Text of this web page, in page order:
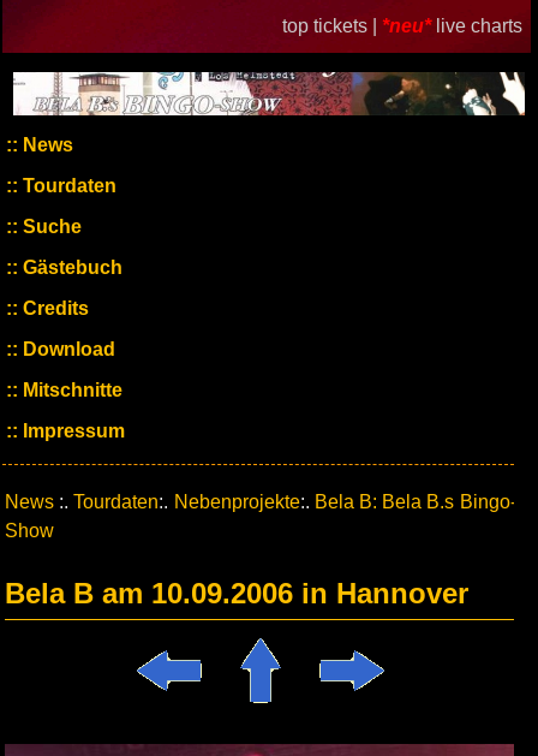
top tickets | *neu* live charts
News
Tourdaten
Suche
Gästebuch
Credits
Download
Mitschnitte
Impressum
News :.Tourdaten:. Nebenprojekte:. Bela B: Bela B.s Bingo-
Show
Bela B am 10.09.2006 in Hannover